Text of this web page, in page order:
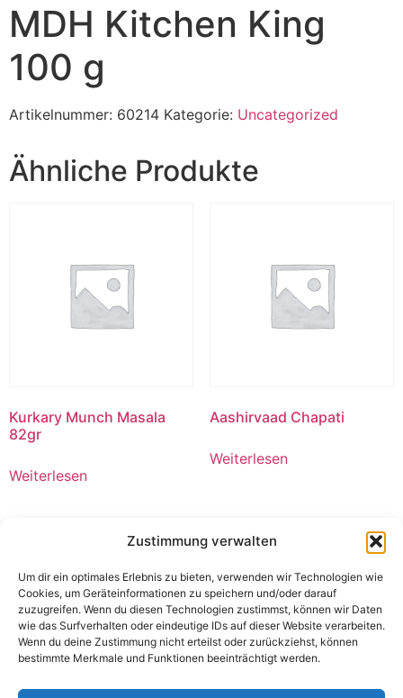
Zustimmung verwalten
Um dir ein optimales Erlebnis zu bieten, verwenden wir Technologien wie
Cookies, um Geräteinformationen zu speichern und/oder darauf
zuzugreifen. Wenn du diesen Technologien zustimmst, können wir Daten
wie das Surfverhalten oder eindeutige IDs auf dieser Website verarbeiten.
Wenn du deine Zustimmung nicht erteilst oder zurückziehst, können
bestimmte Merkmale und Funktionen beeinträchtigt werden.
MDH Kitchen King
100 g
Artikelnummer: 60214 Kategorie: Uncategorized
Ähnliche Produkte
Kurkary Munch Masala
82gr
Weiterlesen
Aashirvaad Chapati
Weiterlesen